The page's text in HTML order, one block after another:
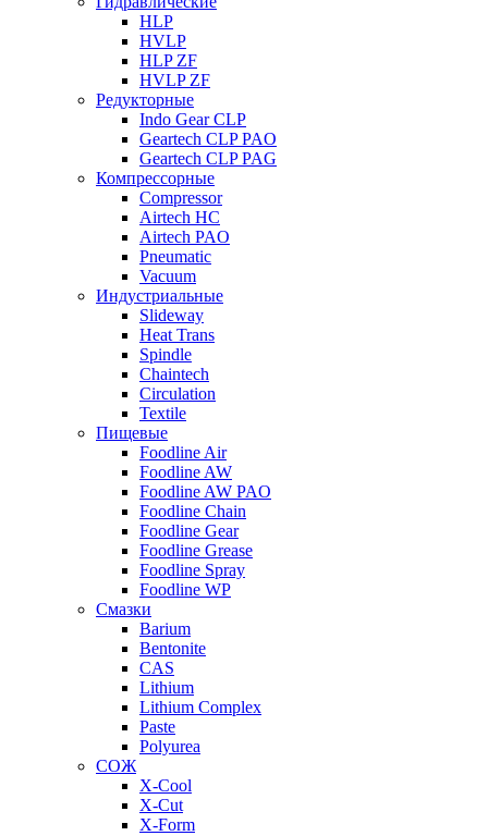
HLP
HVLP
HLP ZF
HVLP ZF
Редукторные
Indo Gear CLP
Geartech CLP PAO
Geartech CLP PAG
Компрессорные
Compressor
Airtech HC
Airtech PAO
Pneumatic
Vacuum
Индустриальные
Slideway
Heat Trans
Spindle
Chaintech
Circulation
Textile
Пищевые
Foodline Air
Foodline AW
Foodline AW PAO
Foodline Chain
Foodline Gear
Foodline Grease
Foodline Spray
Foodline WP
Смазки
Barium
Bentonite
CAS
Lithium
Lithium Complex
Paste
Polyurea
СОЖ
X-Cool
X-Cut
X-Form